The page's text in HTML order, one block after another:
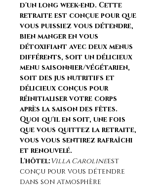
d'un long week-end. Cette
retraite est conçue pour que
vous puissiez vous détendre,
bien manger en vous
détoxifiant avec deux menus
différents, soit un délicieux
menu saisonnier/végétarien,
soit des jus nutritifs et
délicieux conçus pour
réinitialiser votre corps
après la saison des fêtes.
Quoi qu'il en soit, une fois
que vous quittez la retraite,
vous vous sentirez rafraîchi
et renouvelé.
L'hôtel:Villa Carolineest
conçu pour vous détendre
dans son atmosphère